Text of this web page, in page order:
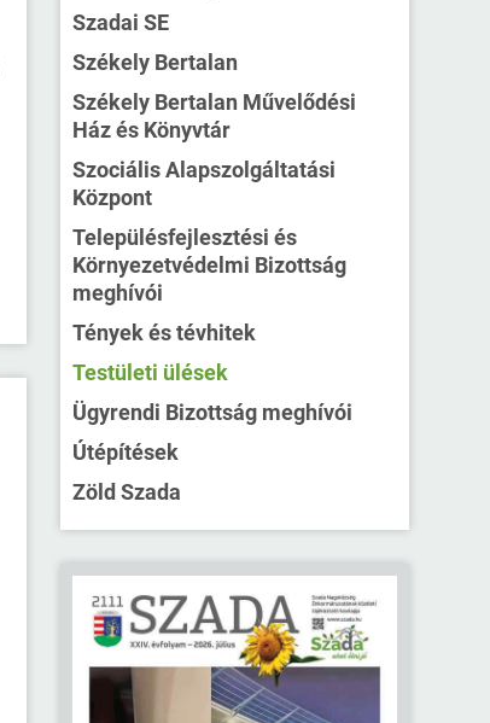
Szadai SE
Székely Bertalan
Székely Bertalan Művelődési
Ház és Könyvtár
Szociális Alapszolgáltatási
Központ
Településfejlesztési és
Környezetvédelmi Bizottság
meghívói
Tények és tévhitek
Testületi ülések
Ügyrendi Bizottság meghívói
Útépítések
Zöld Szada